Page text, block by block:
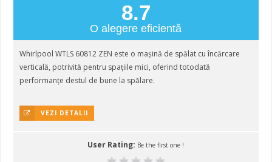
8.7
O alegere eficientă
Whirlpool WTLS 60812 ZEN este o mașină de spălat cu încărcare
verticală, potrivită pentru spațiile mici, oferind totodată
performanțe destul de bune la spălare.
VEZI DETALII
User Rating: Be the first one !